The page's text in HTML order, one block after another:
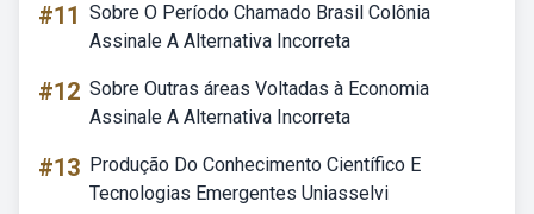
#11 Sobre O Período Chamado Brasil Colônia
Assinale A Alternativa Incorreta
#12 Sobre Outras áreas Voltadas à Economia
Assinale A Alternativa Incorreta
#13 Produção Do Conhecimento Científico E
Tecnologias Emergentes Uniasselvi